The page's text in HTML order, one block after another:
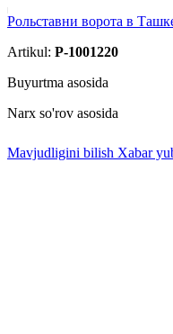
Рольставни ворота в
Artikul: P-1001220
Buyurtma asosida
Narx so'rov asosida
Mavjudligini bilish Xabar